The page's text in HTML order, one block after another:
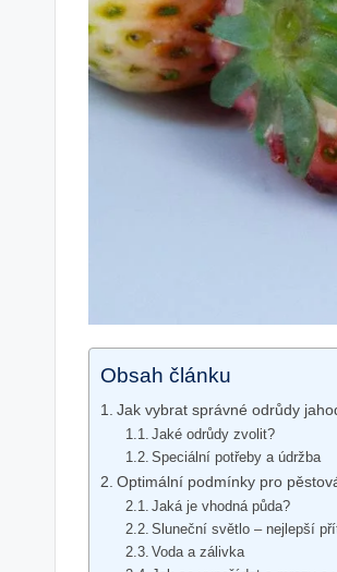
Obsah článku
Jak vybrat správné odrůdy
Jaké odrůdy zvolit?
Speciální potřeby a údržba
Optimální podmínky pro
Jaká je vhodná půda?
Sluneční světlo – nejlepší
Voda a zálivka